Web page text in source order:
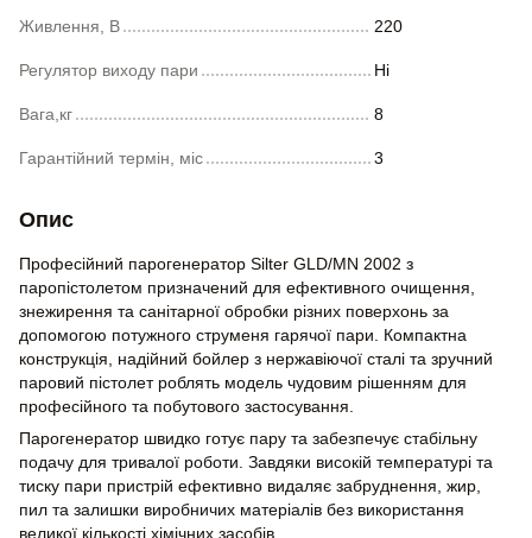
Живлення, В 220
Регулятор виходу пари Ні
Вага,кг 8
Гарантійний термін, міс 3
Опис
Професійний парогенератор Silter GLD/MN 2002 з
паропістолетом призначений для ефективного очищення,
знежирення та санітарної обробки різних поверхонь за
допомогою потужного струменя гарячої пари. Компактна
конструкція, надійний бойлер з нержавіючої сталі та зручний
паровий пістолет роблять модель чудовим рішенням для
професійного та побутового застосування.
Парогенератор швидко готує пару та забезпечує стабільну
подачу для тривалої роботи. Завдяки високій температурі та
тиску пари пристрій ефективно видаляє забруднення, жир,
пил та залишки виробничих матеріалів без використання
великої кількості хімічних засобів.